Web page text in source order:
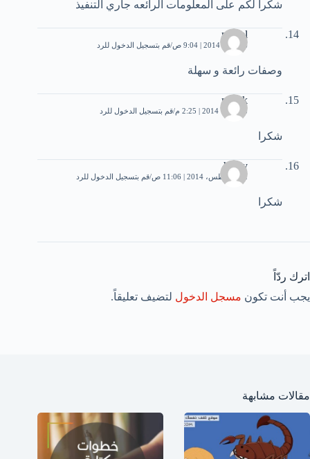
شكرا لكم على المعلومات الرائعه جاري التنفيذ
nawel
16 يناير، 2014 | 9:04 ص قم بتسجيل الدخول للرد
وصفات رائعة و سهلة
malek
8 فبراير، 2014 | 2:25 م قم بتسجيل الدخول للرد
شكرا
haidy
22 أغسطس، 2014 | 11:06 ص قم بتسجيل الدخول للرد
شكرا
اترك ردّاً
يجب أنت تكون مسجل الدخول لتضيف تعليقاً.
مقالات مشابهة